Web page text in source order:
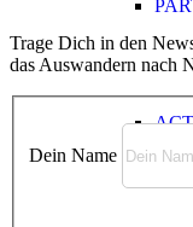
Trage Dich in den
das Auswandern nach
Dein Name